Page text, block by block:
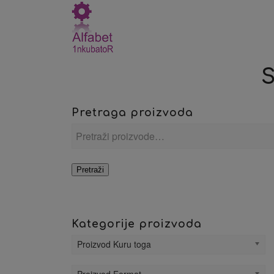
Pretraga proizvoda
Pretraži
Kategorije proizvoda
Proizvod Kuru toga